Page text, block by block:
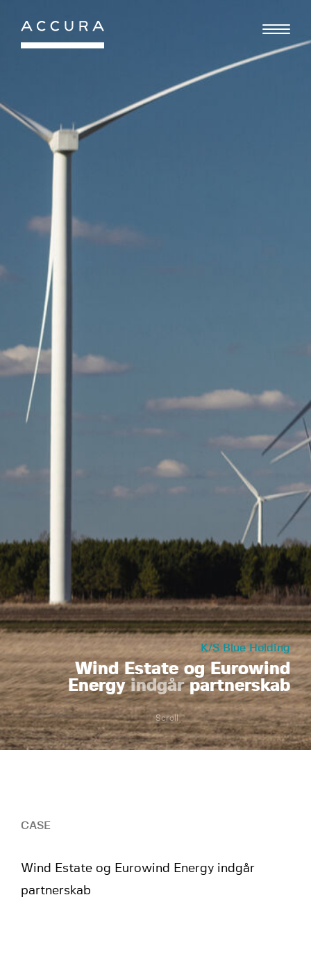
Gå
indhold
K/S Blue Holding
Wind Estate og Eurowind
Energyindgårpartnerskab
Scroll
CASE
Wind Estate og Eurowind Energy indgår
partnerskab